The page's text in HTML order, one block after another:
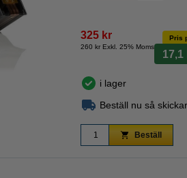
325 kr
260 kr Exkl. 25% Moms
Pris
17,1
i lager
Beställ nu så
Beställ